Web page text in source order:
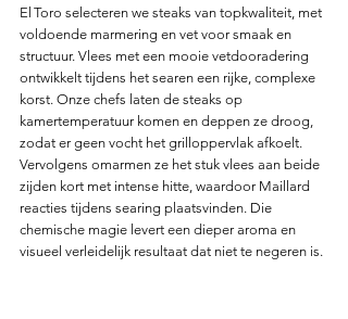
El Toro selecteren we steaks van topkwaliteit, met
voldoende marmering en vet voor smaak en
structuur. Vlees met een mooie vetdooradering
ontwikkelt tijdens het searen een rijke, complexe
korst. Onze chefs laten de steaks op
kamertemperatuur komen en deppen ze droog,
zodat er geen vocht het grilloppervlak afkoelt.
Vervolgens omarmen ze het stuk vlees aan beide
zijden kort met intense hitte, waardoor Maillard
reacties tij­dens searing plaatsvinden. Die
chemische magie levert een dieper aroma en
visueel verleidelijk resultaat dat niet te negeren is.